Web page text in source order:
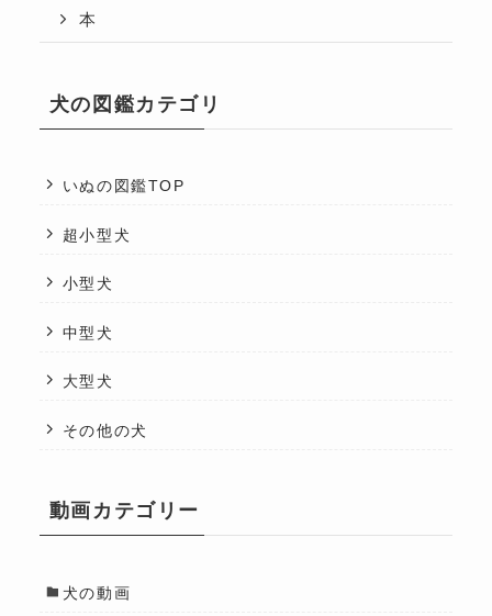
本
犬の図鑑カテゴリ
いぬの図鑑TOP
超小型犬
小型犬
中型犬
大型犬
その他の犬
動画カテゴリー
犬の動画